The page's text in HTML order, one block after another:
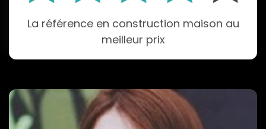
La référence en construction maison au
meilleur prix